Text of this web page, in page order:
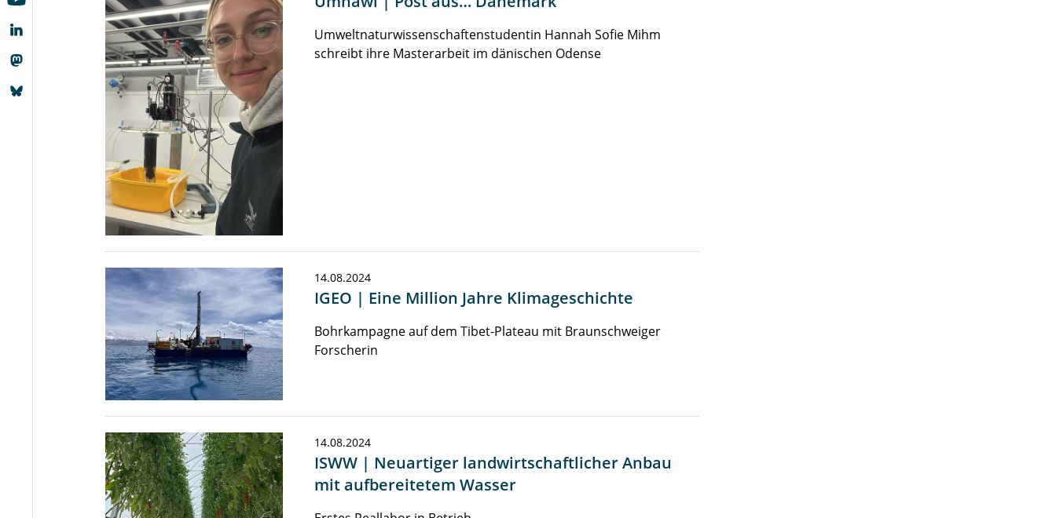
Umweltnaturwissenschaftenstudentin Hannah Sofie Mihm
schreibt ihre Masterarbeit im dänischen Odense
14.08.2024
IGEO | Eine Million Jahre Klimageschichte
Bohrkampagne auf dem Tibet-Plateau mit Braunschweiger
Forscherin
14.08.2024
ISWW | Neuartiger landwirtschaftlicher Anbau
mit aufbereitetem Wasser